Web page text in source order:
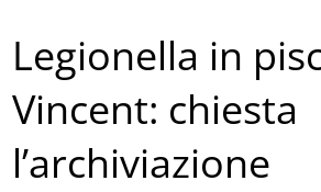
Legionella in
Vincent: chiesta
l’archiviazione